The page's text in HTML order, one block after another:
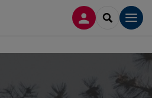
CONNEXION